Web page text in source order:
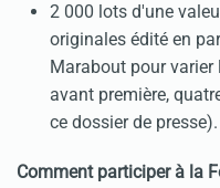
2 000 lots d'une
originales édité en
Marabout pour varier
avant première,
ce dossier de presse).
Comment participer à la